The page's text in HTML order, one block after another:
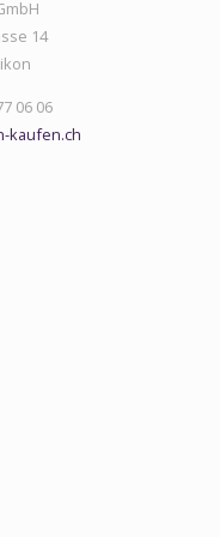
14
06 06
kaufen.ch